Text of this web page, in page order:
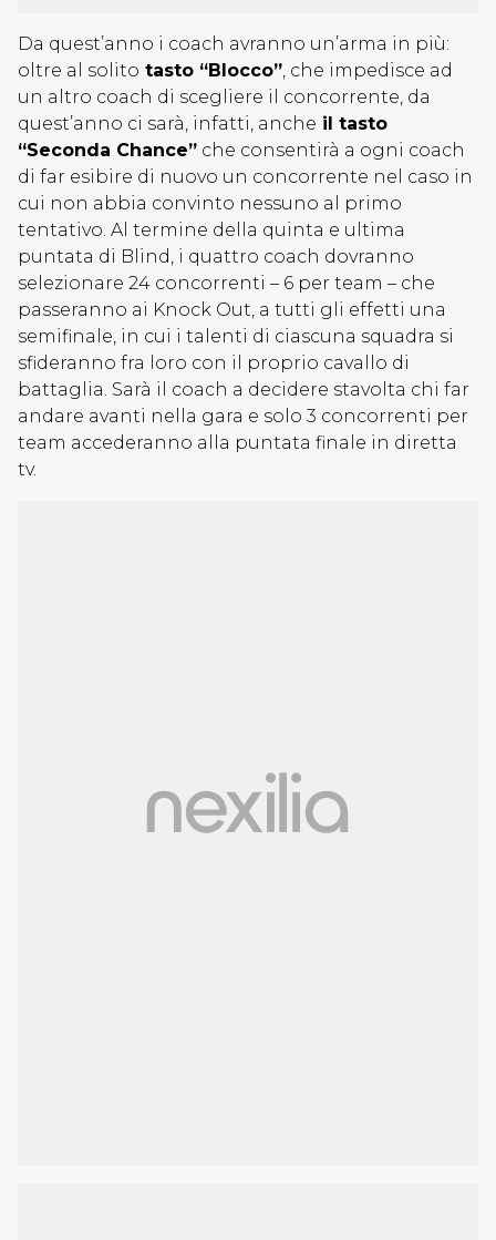
Da quest’anno i coach avranno un’arma in più:
oltre al solito tasto “Blocco”, che impedisce ad
un altro coach di scegliere il concorrente, da
quest’anno ci sarà, infatti, anche il tasto
“Seconda Chance” che consentirà a ogni coach
di far esibire di nuovo un concorrente nel caso in
cui non abbia convinto nessuno al primo
tentativo. Al termine della quinta e ultima
puntata di Blind, i quattro coach dovranno
selezionare 24 concorrenti – 6 per team – che
passeranno ai Knock Out, a tutti gli effetti una
semifinale, in cui i talenti di ciascuna squadra si
sfideranno fra loro con il proprio cavallo di
battaglia. Sarà il coach a decidere stavolta chi far
andare avanti nella gara e solo 3 concorrenti per
team accederanno alla puntata finale in diretta
tv.